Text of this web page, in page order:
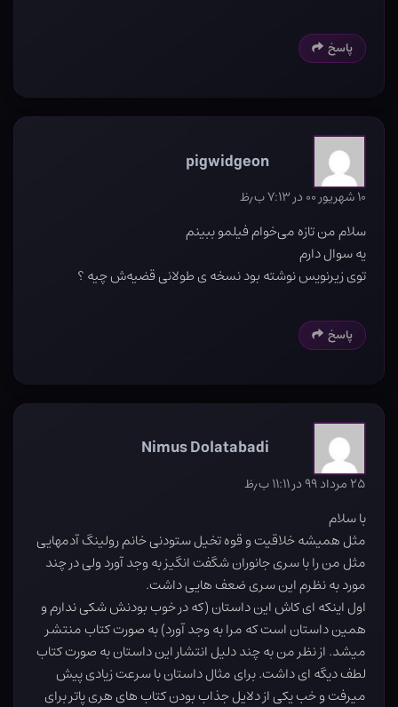
پاسخ
pigwidgeon
۱۰ شهریور ۰۰ در ۷:۱۳ ب٫ظ
سلام من تازه می‌خوام فیلمو ببینم
یه سوال دارم
توی زیرنویس نوشته بود نسخه ی طولانی قضیه‌ش چیه ؟
پاسخ
Nimus Dolatabadi
۲۵ مرداد ۹۹ در ۱۱:۱۱ ب٫ظ
با سلام
مثل همیشه خلاقیت و قوه تخیل ستودنی خانم رولینگ آدمهایی
مثل من را با سری جانوران شگفت انگیز به وجد آورد ولی در چند
مورد به نظرم این سری ضعف هایی داشت.
اول اینکه ای کاش این داستان (که در خوب بودنش شکی ندارم و
همین داستان است که مرا به وجد آورد) به صورت کتاب منتشر
میشد. از نظر من به چند دلیل انتشار این داستان به صورت کتاب
لطف دیگه ای داشت. برای مثال داستان با سرعت زیادی پیش
میرفت و خب یکی از دلایل جذاب بودن کتاب های هری پاتر برای